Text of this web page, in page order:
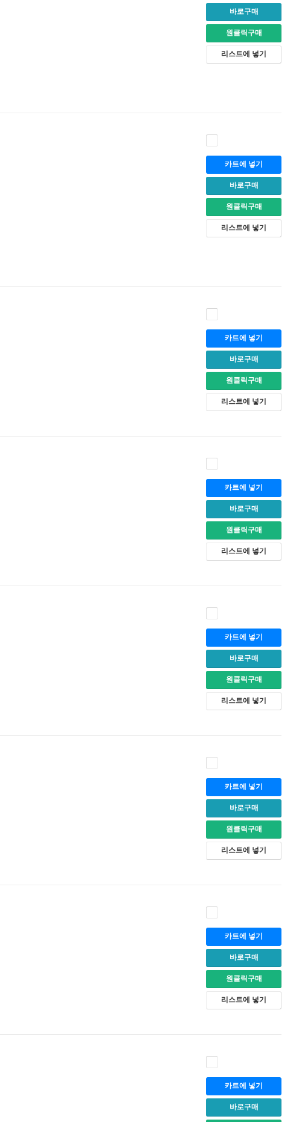
바로구매
원클릭구매
리스트에 넣기
카트에 넣기
바로구매
원클릭구매
리스트에 넣기
카트에 넣기
바로구매
원클릭구매
리스트에 넣기
카트에 넣기
바로구매
원클릭구매
리스트에 넣기
카트에 넣기
바로구매
원클릭구매
리스트에 넣기
카트에 넣기
바로구매
원클릭구매
리스트에 넣기
카트에 넣기
바로구매
원클릭구매
리스트에 넣기
카트에 넣기
바로구매